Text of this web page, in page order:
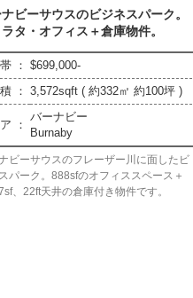
ビーサウスのビジネスパーク。
タ・オフィス＋倉庫物件。
： $699,000-
： 3,572sqft ( 約332㎡ 約100坪 )
：
バーナビー
Burnaby
ビーサウスのフレーザー川に面したビ
パーク。888sfのオフィススペース＋
、22ft天井の倉庫付き物件です。